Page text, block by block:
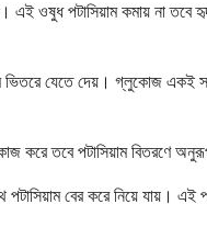
এই ওষুধ পটাসিয়াম কমায় না তবে
ভিতরে যেতে দেয়। গ্লুকোজ একই
করে তবে পটাসিয়াম বিতরণে
পটাসিয়াম বের করে নিয়ে যায়।